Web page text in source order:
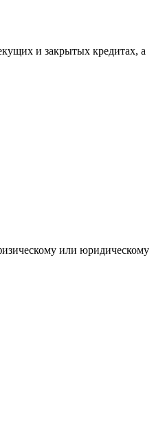
и закрытых кредитах, а
или юридическому